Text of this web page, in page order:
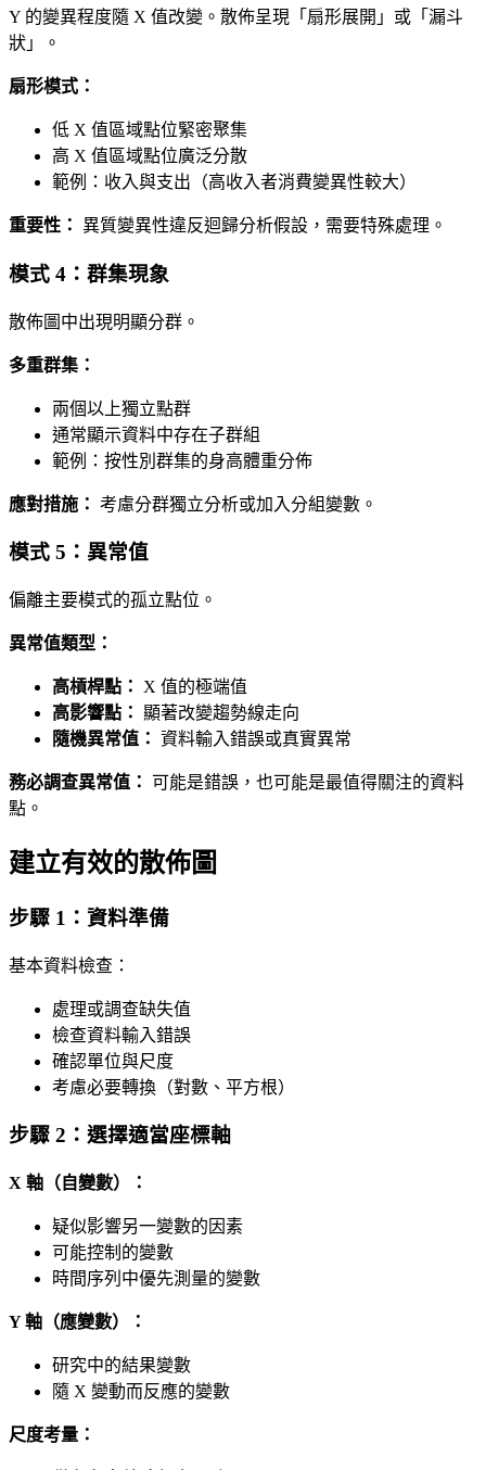
Y 的變異程度隨 X 值改變。散佈呈現「扇形展開」或「漏斗
狀」。
扇形模式：
低 X 值區域點位緊密聚集
高 X 值區域點位廣泛分散
範例：收入與支出（高收入者消費變異性較大）
重要性： 異質變異性違反迴歸分析假設，需要特殊處理。
模式 4：群集現象
散佈圖中出現明顯分群。
多重群集：
兩個以上獨立點群
通常顯示資料中存在子群組
範例：按性別群集的身高體重分佈
應對措施： 考慮分群獨立分析或加入分組變數。
模式 5：異常值
偏離主要模式的孤立點位。
異常值類型：
高槓桿點：
X 值的極端值
高影響點： 顯著改變趨勢線走向
隨機異常值： 資料輸入錯誤或真實異常
務必調查異常值： 可能是錯誤，也可能是最值得關注的資料
點。
建立有效的散佈圖
步驟 1：資料準備
基本資料檢查：
處理或調查缺失值
檢查資料輸入錯誤
確認單位與尺度
考慮必要轉換（對數、平方根）
步驟 2：選擇適當座標軸
X 軸（自變數）：
疑似影響另一變數的因素
可能控制的變數
時間序列中優先測量的變數
Y 軸（應變數）：
研究中的結果變數
隨 X 變動而反應的變數
尺度考量：